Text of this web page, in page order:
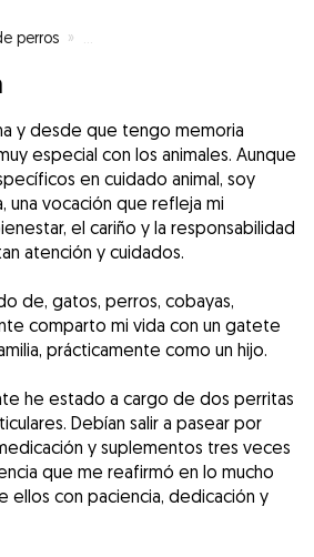
perros »
y desde que tengo memoria
especial con los animales. Aunque
en cuidado animal, soy
una vocación que refleja mi
el cariño y la responsabilidad
atención y cuidados.
de, gatos, perros, cobayas,
comparto mi vida con un gatete
prácticamente como un hijo.
he estado a cargo de dos perritas
Debían salir a pasear por
y suplementos tres veces
que me reafirmó en lo mucho
ellos con paciencia, dedicación y